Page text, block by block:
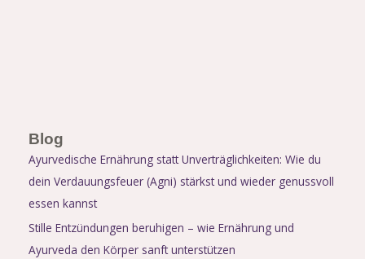
Blog
Ayurvedische Ernährung statt Unverträglichkeiten: Wie du
dein Verdauungsfeuer (Agni) stärkst und wieder genussvoll
essen kannst
Stille Entzündungen beruhigen – wie Ernährung und
Ayurveda den Körper sanft unterstützen